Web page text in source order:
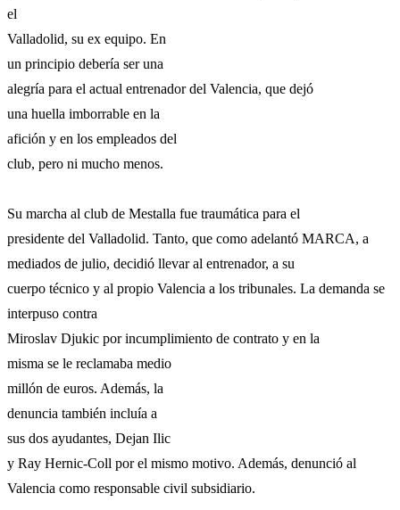
el
Valladolid, su ex equipo. En
un principio debería ser una
alegría para el actual entrenador del Valencia, que dejó
una huella imborrable en la
afición y en los empleados del
club, pero ni mucho menos.
Su marcha al club de Mestalla fue traumática para el
presidente del Valladolid. Tanto, que como adelantó MARCA, a
mediados de julio, decidió llevar al entrenador, a su
cuerpo técnico y al propio Valencia a los tribunales. La demanda se
interpuso contra
Miroslav Djukic por incumplimiento de contrato y en la
misma se le reclamaba medio
millón de euros. Además, la
denuncia también incluía a
sus dos ayudantes, Dejan Ilic
y Ray Hernic-Coll por el mismo motivo. Además, denunció al
Valencia como responsable civil subsidiario.